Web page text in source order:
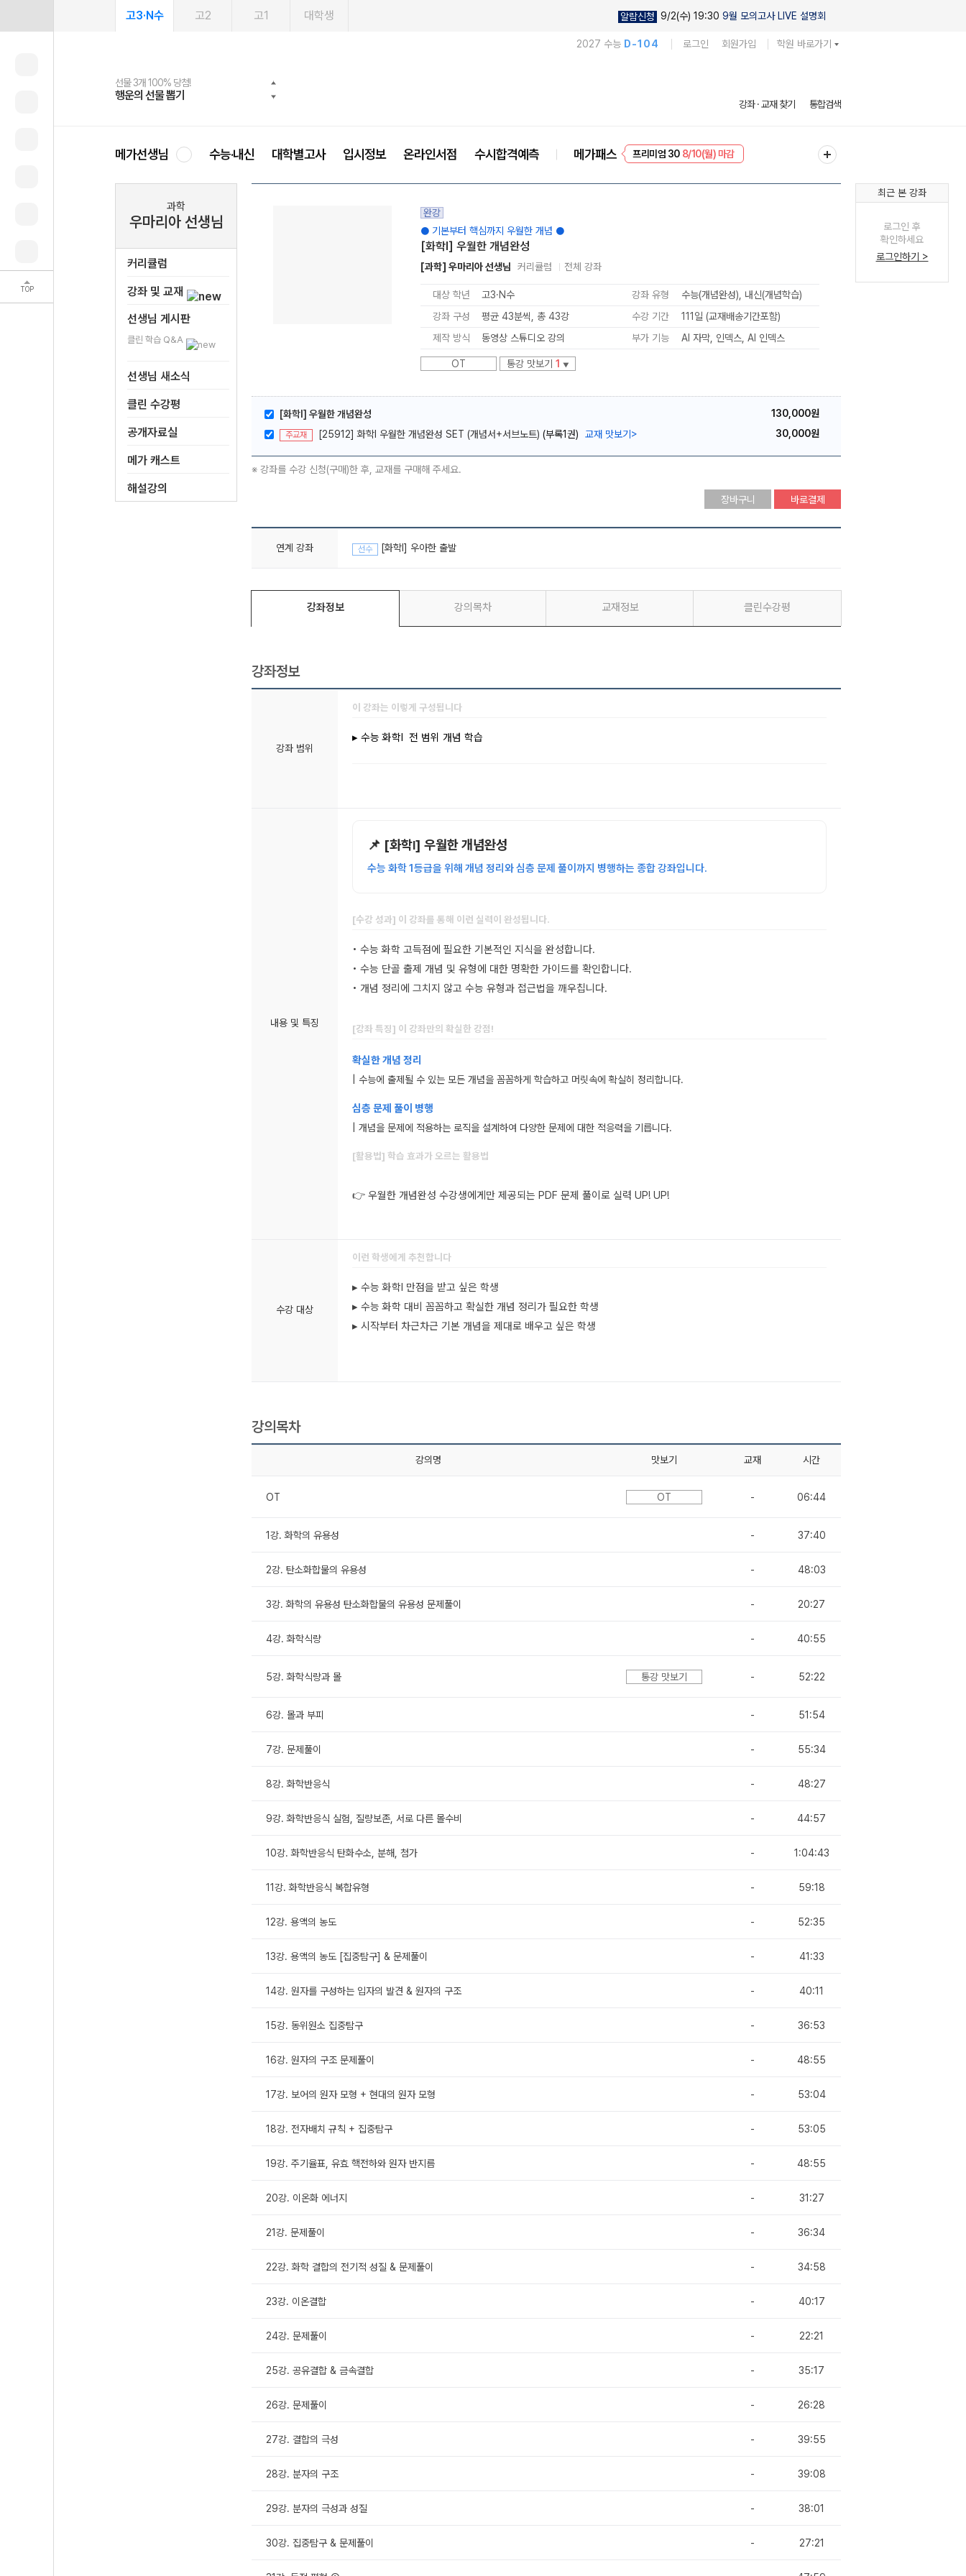
TOP
고3·N수 고2 고1 대학생 알람신청 9/2(수) 19:30 9월 모의고사 LIVE 설명회
2027 수능 D-104 로그인 회원가입 학원 바로가기
메가스터디
선물 3개 100% 당첨!
행운의 선물 뽑기
선물 100% 증정!
메가스터디 X 올리브
여름방학 스터디 캐시백
메가런 썸머스쿨
2027 러셀 단과
강사 공개선발
스마트러닝앱
설문 EVENT
메가패스
3일 무료 체험권
메가패스 수강생 무료혜택!
메가클럽 멤버십
사회공헌 캠페인
희망이룸 메가나눔
강좌 · 교재 찾기 통합검색
메가선생님 수능·내신 대학별고사 입시정보 온라인서점 수시합격예측 메가패스
EVENT8/10(월) 마감
과학
우마리아 선생님
커리큘럼
강좌 및 교재
선생님 게시판
클린 학습 Q&A
선생님 새소식
클린 수강평
공개자료실
메가 캐스트
해설강의
완강
● 기본부터 핵심까지 우월한 개념 ●
[화학l] 우월한 개념완성
[과학] 우마리아 선생님 커리큘럼 전체 강좌
대상 학년 고3·N수 강좌 유형
수능(개념완성), 내신(개념학습)
강좌 구성
평균 43분씩, 총 43강 수강 기간
111일 (교재배송기간포함)
제작 방식
동영상 스튜디오 강의 부가 기능 AI 자막 인덱스 AI 인덱스
OT 통강 맛보기 1 ▼
[화학l] 우월한 개념완성 130,000원
주교재 [25912] 화학I 우월한 개념완성 SET (개념서+서브노트) (부록1권) 교재 맛보기 > 30,000원
※ 강좌를 수강 신청(구매)한 후, 교재를 구매해 주세요.
장바구니 바로결제
연계 강좌 선수 [화학I] 우아한 출발
강좌정보 강의목차 교재정보 클린수강평
강좌정보
강좌 범위
이 강좌는 이렇게 구성됩니다
▸ 수능 화학l 전 범위 개념 학습
내용 및 특징
📌 [화학l] 우월한 개념완성
수능 화학 1등급을 위해 개념 정리와 심층 문제 풀이까지 병행하는 종합 강좌입니다.
[수강 성과] 이 강좌를 통해 이런 실력이 완성됩니다.
• 수능 화학 고득점에 필요한 기본적인 지식을 완성합니다.
• 수능 단골 출제 개념 및 유형에 대한 명확한 가이드를 확인합니다.
• 개념 정리에 그치지 않고 수능 유형과 접근법을 깨우칩니다.
[강좌 특징] 이 강좌만의 확실한 강점!
확실한 개념 정리
| 수능에 출제될 수 있는 모든 개념을 꼼꼼하게 학습하고 머릿속에 확실히 정리합니다.
심층 문제 풀이 병행
| 개념을 문제에 적용하는 로직을 설계하여 다양한 문제에 대한 적응력을 기릅니다.
[활용법] 학습 효과가 오르는 활용법
👉 우월한 개념완성 수강생에게만 제공되는 PDF 문제 풀이로 실력 UP! UP!
수강 대상
이런 학생에게 추천합니다
▸ 수능 화학l 만점을 받고 싶은 학생
▸ 수능 화학 대비 꼼꼼하고 확실한 개념 정리가 필요한 학생
▸ 시작부터 차근차근 기본 개념을 제대로 배우고 싶은 학생
강의목차
강의명 맛보기 교재 시간
OT OT - 06:44
1강. 화학의 유용성 - 37:40
2강. 탄소화합물의 유용성 - 48:03
3강. 화학의 유용성 탄소화합물의 유용성 문제풀이 - 20:27
4강. 화학식량 - 40:55
5강. 화학식량과 몰 통강 맛보기 - 52:22
6강. 몰과 부피 - 51:54
7강. 문제풀이 - 55:34
8강. 화학반응식 - 48:27
9강. 화학반응식 실험, 질량보존, 서로 다른 몰수비 - 44:57
10강. 화학반응식 탄화수소, 분해, 첨가 - 1:04:43
11강. 화학반응식 복합유형 - 59:18
12강. 용액의 농도 - 52:35
13강. 용액의 농도 [집중탐구] & 문제풀이 - 41:33
14강. 원자를 구성하는 입자의 발견 & 원자의 구조 - 40:11
15강. 동위원소 집중탐구 - 36:53
16강. 원자의 구조 문제풀이 - 48:55
17강. 보어의 원자 모형 + 현대의 원자 모형 - 53:04
18강. 전자배치 규칙 + 집중탐구 - 53:05
19강. 주기율표, 유효 핵전하와 원자 반지름 - 48:55
20강. 이온화 에너지 - 31:27
21강. 문제풀이 - 36:34
22강. 화학 결합의 전기적 성질 & 문제풀이 - 34:58
23강. 이온결합 - 40:17
24강. 문제풀이 - 22:21
25강. 공유결합 & 금속결합 - 35:17
26강. 문제풀이 - 26:28
27강. 결합의 극성 - 39:55
28강. 분자의 구조 - 39:08
29강. 분자의 극성과 성질 - 38:01
30강. 집중탐구 & 문제풀이 - 27:21
최근 본 강좌
로그인 후
확인하세요
로그인하기 >